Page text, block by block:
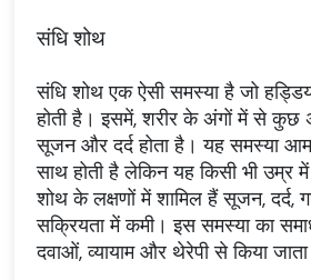
संधि शोथ
संधि शोथ एक ऐसी समस्या है जो
होती है। इसमें, शरीर के अंगों में से कुछ
सूजन और दर्द होता है। यह समस्या
साथ होती है लेकिन यह किसी भी उम्र
शोथ के लक्षणों में शामिल हैं सूजन, दर्द,
सक्रियता में कमी। इस समस्या का
दवाओं, व्यायाम और थेरेपी से किया